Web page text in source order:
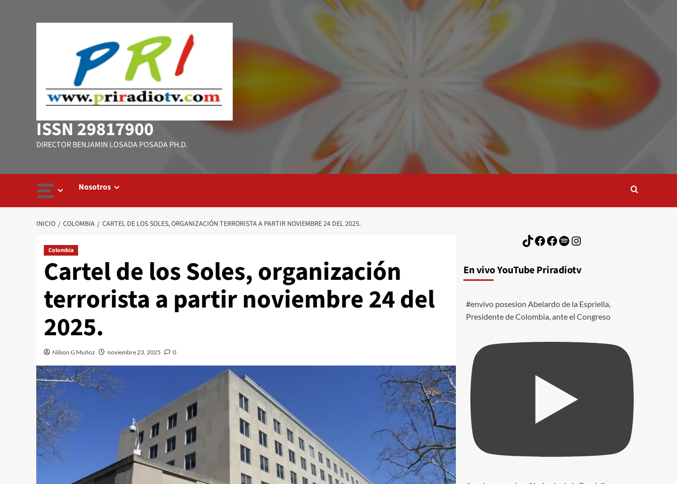
ISSN 29817900
DIRECTOR BENJAMIN LOSADA POSADA PH.D.
Nosotros
INICIO COLOMBIA CARTEL DE LOS SOLES, ORGANIZACIÓN TERRORISTA A PARTIR NOVIEMBRE 24 DEL 2025.
Colombia
Cartel de los Soles, organización
terrorista a partir noviembre 24 del
2025.
Nilson G Muñoz noviembre 23, 2025 0
TikTok
Facebook
Facebook
Spotify
Instagram
En vivo YouTube Priradiotv
#envivo posesion Abelardo de la Espriella,
Presidente de Colombia, ante el Congreso